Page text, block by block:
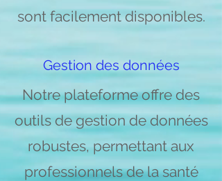
sont facilement disponibles.
Gestion des données
Notre plateforme offre des
outils de gestion de données
robustes, permettant aux
professionnels de la santé